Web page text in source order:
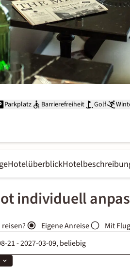
Parkplatz Barrierefreiheit Golf
Hotelüberblick
individuell
Eigene Anreise Mit Flug